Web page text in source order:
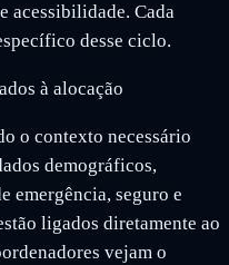
acessibilidade. Cada
desse ciclo.
à alocação
o contexto necessário
demográficos,
emergência, seguro e
ligados diretamente ao
vejam o